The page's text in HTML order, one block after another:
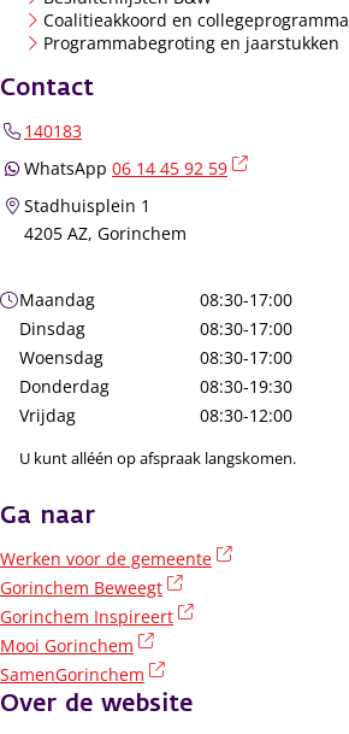
Coalitieakkoord en collegeprogramma
Programmabegroting en jaarstukken
Contact
140183
WhatsApp 06 14 45 92 59
Stadhuisplein 1
4205 AZ, Gorinchem
Openingstijden
Maandag
08:30-17:00
Dinsdag
08:30-17:00
Woensdag
08:30-17:00
Donderdag
08:30-19:30
Vrijdag
08:30-12:00
U kunt alléén op afspraak langskomen.
Ga naar
Werken voor de gemeente
Gorinchem Beweegt
Gorinchem Inspireert
Mooi Gorinchem
SamenGorinchem
Over de website